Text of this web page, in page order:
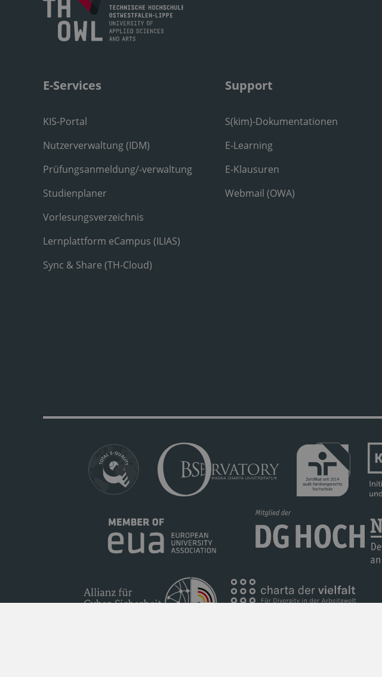
E-Services
KIS-Portal
Nutzerverwaltung (IDM)
Prüfungsanmeldung/-verwaltung
Studienplaner
Vorlesungsverzeichnis
Lernplattform eCampus (ILIAS)
Sync & Share (TH-Cloud)
Support
S(kim)-Dokumentationen
E-Learning
E-Klausuren
Webmail (OWA)